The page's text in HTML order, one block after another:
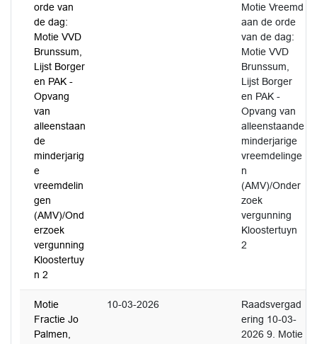
orde van
de dag:
Motie VVD
Brunssum,
Lijst Borger
en PAK -
Opvang
van
alleenstaan
de
minderjarig
e
vreemdelin
gen
(AMV)/Ond
erzoek
vergunning
Kloostertuy
n 2
Motie Vreemd
aan de orde
van de dag:
Motie VVD
Brunssum,
Lijst Borger
en PAK -
Opvang van
alleenstaande
minderjarige
vreemdelinge
n
(AMV)/Onder
zoek
vergunning
Kloostertuyn
2
Motie
Fractie Jo
Palmen,
10-03-2026
Raadsvergad
ering 10-03-
2026 9. Motie